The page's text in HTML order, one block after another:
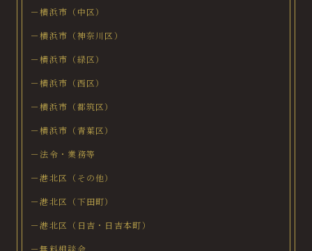
－横浜市（中区）
－横浜市（神奈川区）
－横浜市（緑区）
－横浜市（西区）
－横浜市（都筑区）
－横浜市（青葉区）
－法令・業務等
－港北区（その他）
－港北区（下田町）
－港北区（日吉・日吉本町）